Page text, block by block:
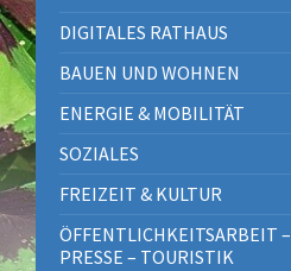
DIGITALES RATHAUS
BAUEN UND WOHNEN
ENERGIE & MOBILITÄT
SOZIALES
FREIZEIT & KULTUR
ÖFFENTLICHKEITSARBEIT –
PRESSE – TOURISTIK